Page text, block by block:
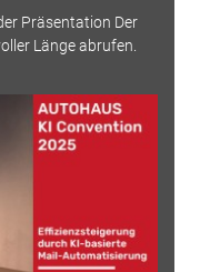
Präsentation Der
Länge abrufen.